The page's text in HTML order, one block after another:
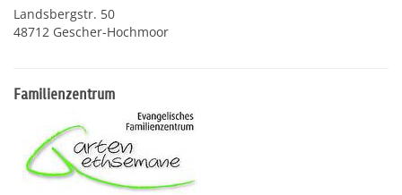
Landsbergstr. 50
48712 Gescher-Hochmoor
Familienzentrum